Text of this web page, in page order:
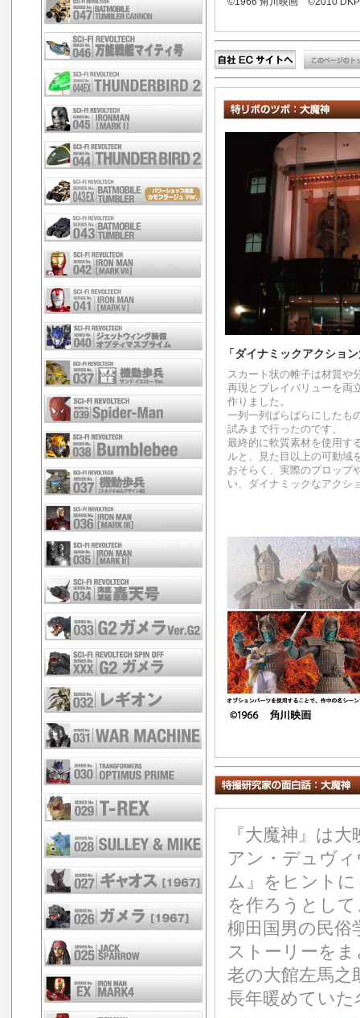
「ダイナミックアクショ
スカート状の帷子は材質や
再現とプレイバリューを両
作りました。
一列一列ばらばらにしたも
試みまで行ったのです。
最終的に軟質素材を使用す
ルと、見た目以上の可動域
おそらく、実際のプロップ
い、ダイナミックなアクシ
『大魔神』は
アン・デュヴ
ム』をヒント
を作ろうとし
柳田国男の民俗
ストーリーを
老の大館左馬
長年暖めていた